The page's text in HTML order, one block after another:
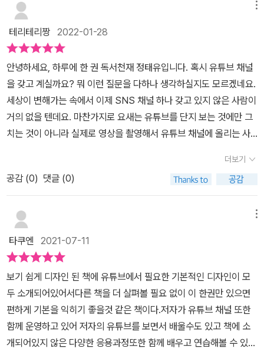
다.도전! 유튜브 채널 리뉴얼 디자인이 책에서 설명한 내용들을 바탕
는 것처럼 기존에는 글씨만 들어 있는 로고 형태로 되어 있었다.포토
샵에서 채널 이미지 변경 작업 후프로필 사진을 어떤 이미지를 쓸 것
인지 고민이었는데, 지인의 소개로 캐릭터 디자인을 받게 되어 유튜
브 채널 디자인을 새롭게 바꿀 수 있었다. 기존에는 파란색 바탕에 글
씨만 넣었는데, 캐릭터 디자인을 중심으로 초록색 배경으로 바꾸고
나니 훨씬 더 깔끔한 느낌이 들었다.포토샵에서 채널 이미지 변경 작
업 후아래는 최근에 바꾼 유튜브 영상 채널 디자인 모습이다. [책끌]
이라는 글씨를 강조한 글씨체와 캐릭터 디자인이 적절히 들어가 서평
을 주로 하는 유튜브 채널이라는 대표성이 더욱 돋보이게 됐다. 아직
튜브에서 [책끌]이라고 검색하면 아래 사이트가 나온다.구독과 좋아
요~ 부탁드린다~ ^^박기자의 끌리는 이야기 [책끌] 채널 디자인 완
성유튜브 채널 디자인을 하고 싶다면?제이펍에서 새로 나온 <유튜브
채널 운영을 위한 포토샵 디자인>은 디자인 요소별로 다양한 스타일
의 실습 파일을 제공함으로써 다양한 채널의 특성에 따라 골라서 활
용해 볼 수 있도록 구성되어 있어 디자인 작업에 응용하기 좋게 구성
되어 있다.또한 각 실습 과정마다 QR 코드가 들어 있어서 궁금한 부
분들은 휴대폰으로 QR코드를 찍어 빠르게 강의 영상을 살펴볼 수 있
나 디자인을 위해 일일이 검색하며 정보를 찾지 않아도 이 책 한 권으
로 충분히 작업할 수 있다는 것이다. 또한 다양한 디자인 예제를 제공
하기 때문에 각자의 취향을 살려서 유튜브 외의 다른 SNS 채널 운영
에도 활용할 수 있다.출판사에서 알려주는 이 책의 대상 독자는 유튜
브 채널을 준비하는 예비 크리에이터, 좀 더 풍성하게 채널을 꾸미고
자 하는 크리에이터, 예비 디자이너와 인플루언서 등으로, 디자인 툴
을 다루지 못해서 콘텐츠 제작에 늘 아쉬움이 남는다면 꼭 한 번 살펴
보기를 권한다.
이 많다. 버전에 따라 실습하는데 조금 어려움이 있을수 있으니, 되도
록이면 저자의cloud 버전과 일치하는게 좋을것 같다. ​'제이펍'으로부
터 제공받은 리뷰입니다.​
테리테리짱 2022-01-28
안녕하세요, 하루에 한 권 독서천재 정태유입니다.​ 혹시 유튜브 채널
을 갖고 계실까요? 뭐 이런 질문을 다하나 생각하실지도 모르겠네요.
세상이 변해가는 속에서 이제 SNS 채널 하나 갖고 있지 않은 사람이
거의 없을 텐데요.​ 마찬가지로 요새는 유튜브를 단지 보는 것에만 그
치는 것이 아니라 실제로 영상을 촬영해서 유튜브 채널에 올리는 사
에는 그저 아무 영상만 찍더라도 보는 사람이 많았지만 이제는 그 수
준에 따라 보고 안 보고 따지는 사람들이 대부분이라는 말이죠.​ 유튜
브를 보는 사람들의 눈높이도 이전과는 비교도 할 수 없을 만큼 훨씬
있을 정도로 생각하기 십상이죠.​ 사진 편집은 기본이고 영상 편집 또
한 당연해졌습니다. 예전에는 방송국에서만 할 수 있을 정도의 높은
수준으로 여겨졌던 영상편집 기법들이 이제 웬만한 건 다 집에서 혼
자서 할 수 있을 정도가 되었으니까요.​ 저 또한 작년에 우연한 기회에
유튜브를 시작하게 되었습니다. 이렇게 저렇게, 어찌어찌 해서 대략
여섯 편을 찍어서 제 채널에 올려봤었는데요. 그 횟수를 거듭함에 따
라 수준에 대한 한계가 느껴져서 지금은 잠정 중단한 상태입니다.​ 오
더보기
공감 (0) 댓글 (0)
타쿠엔 2021-07-11
보기 쉽게 디자인 된 책에 유튜브에서 필요한 기본적인 디자인이 모
두 소개되어있어서다른 책을 더 살펴볼 필요 없이 이 한권만 있으면
편하게 기본을 익히기 좋을것 같은 책이다.저자가 유튜브 채널 또한
함께 운영하고 있어 저자의 유튜브를 보면서 배울수도 있고 책에 소
개되어있지 않은 다양한 응용과정또한 함께 배우고 연습해볼 수 있어